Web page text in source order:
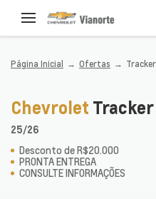
Página Inicial Ofertas
Chevrolet
25/26
Desconto de R$20.000
PRONTA ENTREGA
CONSULTE INFORMAÇÕES